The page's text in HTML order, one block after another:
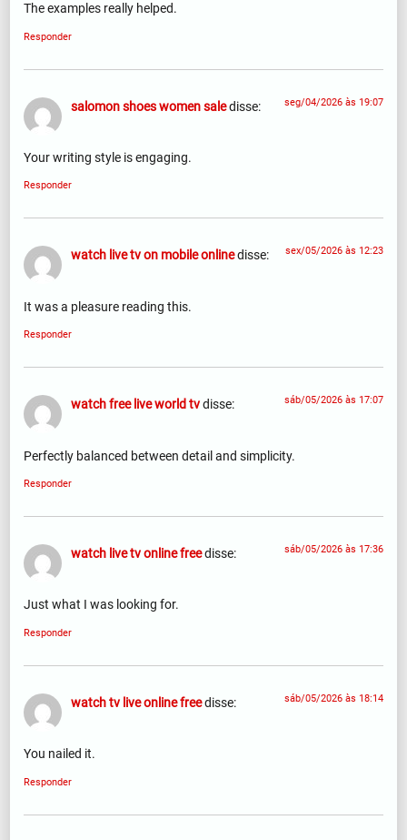
The examples really helped.
Responder
salomon shoes women saledisse: seg/04/2026 às 19:07
Your writing style is engaging.
Responder
watch live tv on mobile onlinedisse: sex/05/2026 às 12:23
It was a pleasure reading this.
Responder
watch free live world tvdisse: sáb/05/2026 às 17:07
Perfectly balanced between detail and simplicity.
Responder
watch live tv online freedisse: sáb/05/2026 às 17:36
Just what I was looking for.
Responder
watch tv live online freedisse: sáb/05/2026 às 18:14
You nailed it.
Responder